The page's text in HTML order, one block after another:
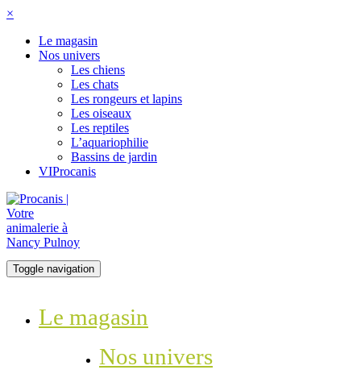
×
Le magasin
Nos univers
Les chiens
Les chats
Les rongeurs et lapins
Les oiseaux
Les reptiles
L’aquariophilie
Bassins de jardin
VIProcanis
Toggle navigation
Le magasin
Nos univers